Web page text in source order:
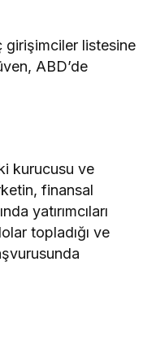
girişimciler listesine
ABD’de
kurucusu ve
finansal
yatırımcıları
topladığı ve